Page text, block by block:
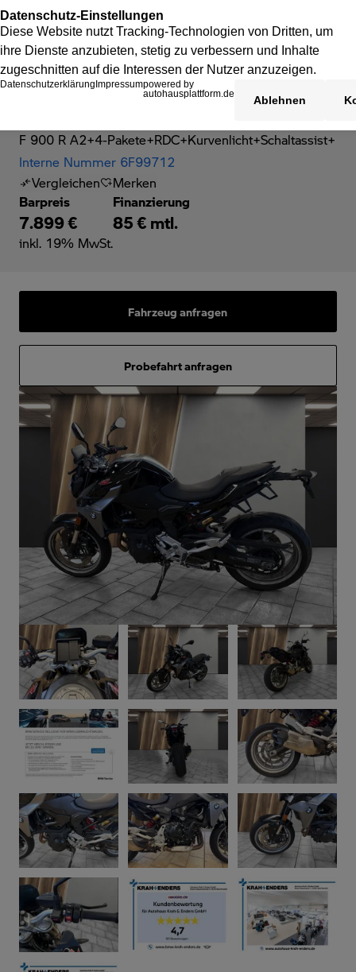
F 900 R A2+4-Pakete+RDC+Kurvenlicht+Schaltassist+
Interne Nummer 6F99712
Vergleichen
Merken
Barpreis
7.899 €
inkl. 19% MwSt.
Finanzierung
85 € mtl.
Fahrzeug anfragen
Probefahrt anfragen